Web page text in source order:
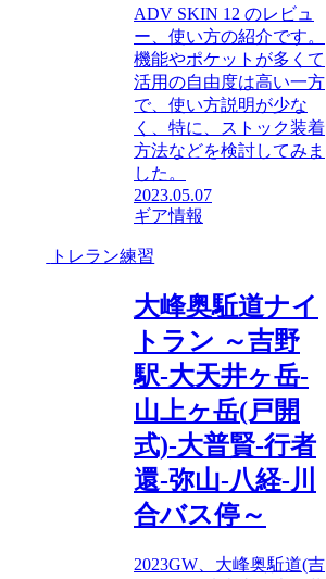
ADV SKIN 12 のレビュ
ー、使い方の紹介です。
機能やポケットが多くて
活用の自由度は高い一方
で、使い方説明が少な
く、特に、ストック装着
方法などを検討してみま
した。
2023.05.07
ギア情報
トレラン練習
大峰奥駈道ナイ
トラン ～吉野
駅-大天井ヶ岳-
山上ヶ岳(戸開
式)-大普賢-行者
還-弥山-八経-川
合バス停～
2023GW、大峰奥駈道(吉